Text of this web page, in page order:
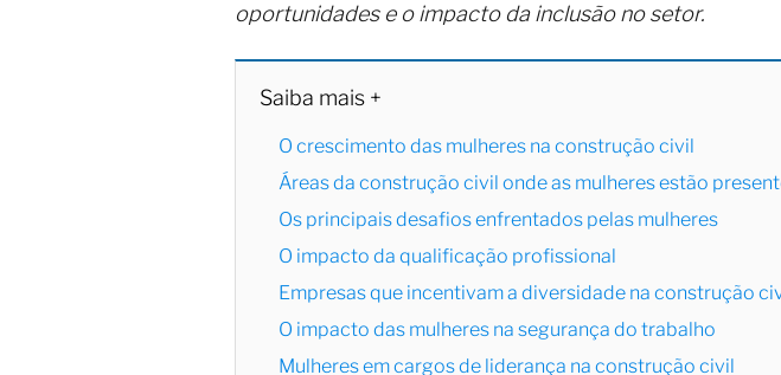
oportunidades e o impacto da inclusão no setor.
Saiba mais +
O crescimento das mulheres na construção civil
Áreas da construção civil onde as mulheres estão
Os principais desafios enfrentados pelas mulheres
O impacto da qualificação profissional
Empresas que incentivam a diversidade na construção
O impacto das mulheres na segurança do trabalho
Mulheres em cargos de liderança na construção civil